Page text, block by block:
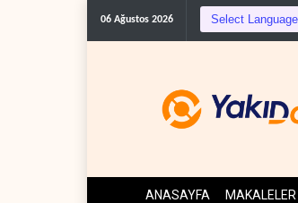
06 Ağustos 2026
ANASAYFA MAKALELER